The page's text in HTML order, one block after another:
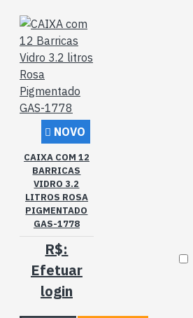
NOVO
CAIXA COM 12
BARRICAS
VIDRO 3.2
LITROS ROSA
PIGMENTADO
GAS-1778
R$:
Efetuar
login